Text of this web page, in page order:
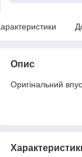
Опис
Оригінальний